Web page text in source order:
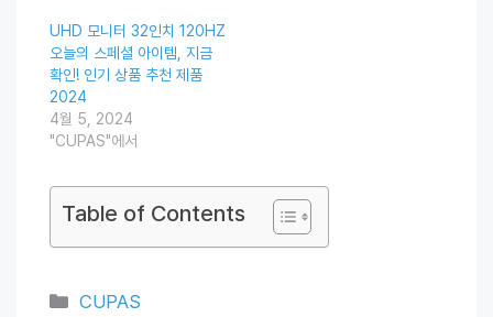
UHD 모니터 32인치 120HZ
오늘의 스페셜 아이템, 지금
확인! 인기 상품 추천 제품
2024
4월 5, 2024
"CUPAS"에서
Table of Contents
Categories
CUPAS